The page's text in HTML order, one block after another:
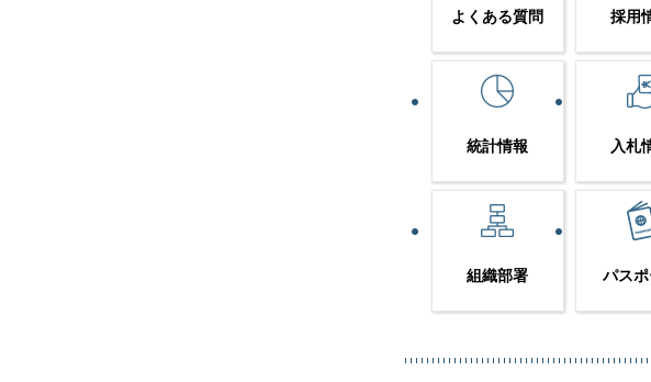
よくある質問 採用
統計情報 入札
組織部署 パス